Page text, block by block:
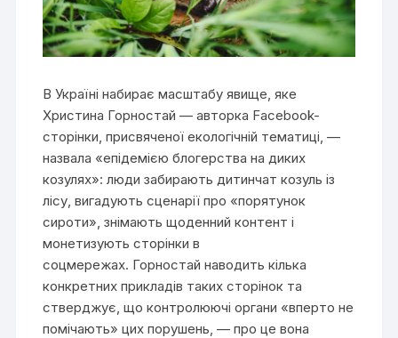
В Україні набирає масштабу явище, яке
Христина Горностай — авторка Facebook-
сторінки, присвяченої екологічній тематиці, —
назвала «епідемією блогерства на диких
козулях»: люди забирають дитинчат козуль із
лісу, вигадують сценарії про «порятунок
сироти», знімають щоденний контент і
монетизують сторінки в
соцмережах. Горностай наводить кілька
конкретних прикладів таких сторінок та
стверджує, що контролюючі органи «вперто не
помічають» цих порушень, — про це вона